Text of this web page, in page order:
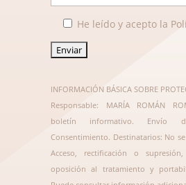
He leído y acepto la
INFORMACIÓN BÁSICA SOBRE
Responsable: MARÍA ROMÁN
boletín informativo. Envío
Consentimiento. Destinatarios: No
Acceso, rectificación o
oposición al tratamiento y